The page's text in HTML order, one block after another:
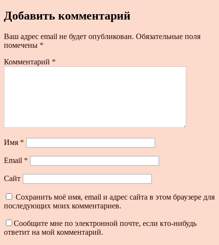
Добавить комментарий
Ваш адрес email не будет опубликован. Обязательные поля
помечены *
Комментарий *
Имя *
Email *
Сайт
Сохранить моё имя, email и адрес сайта в этом браузере для
последующих моих комментариев.
Сообщите мне по электронной почте, если кто-нибудь
ответит на мой комментарий.